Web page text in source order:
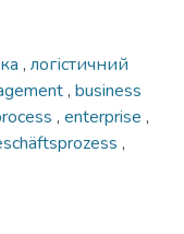
, логістичний
, business
, enterprise ,
,